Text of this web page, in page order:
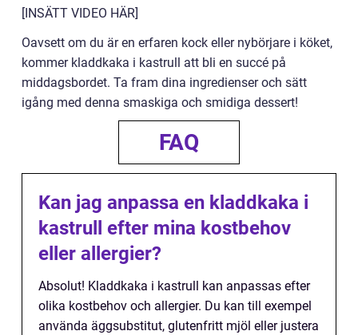
[INSÄTT VIDEO HÄR]
Oavsett om du är en erfaren kock eller nybörjare i köket,
kommer kladdkaka i kastrull att bli en succé på
middagsbordet. Ta fram dina ingredienser och sätt
igång med denna smaskiga och smidiga dessert!
FAQ
Kan jag anpassa en kladdkaka i
kastrull efter mina kostbehov
eller allergier?
Absolut! Kladdkaka i kastrull kan anpassas efter
olika kostbehov och allergier. Du kan till exempel
använda äggsubstitut, glutenfritt mjöl eller justera